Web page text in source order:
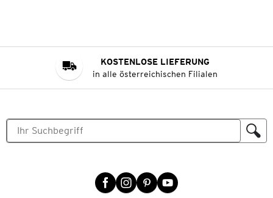
KOSTENLOSE LIEFERUNG
in alle österreichischen Filialen